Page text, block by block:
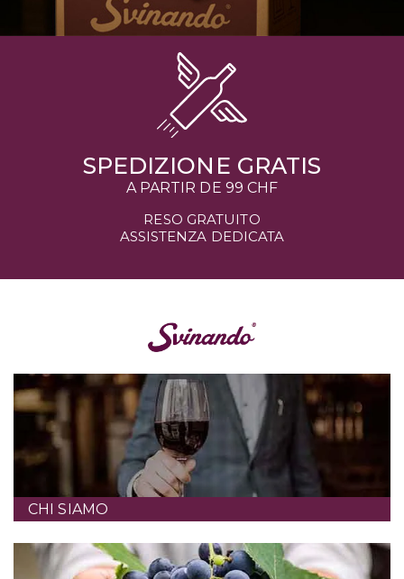
SPEDIZIONE GRATIS
A PARTIR DE 99 CHF
RESO GRATUITO
ASSISTENZA DEDICATA
CHI SIAMO